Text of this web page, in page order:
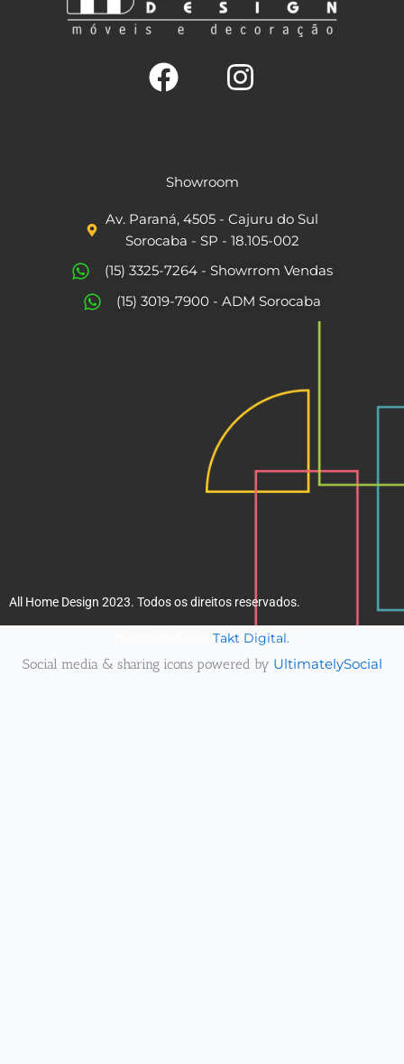
c
e
b
o
o
t
a
g
r
Showroom
Av. Paraná, 4505 - Cajuru do Sul
Sorocaba - SP - 18.105-002
(15) 3325-7264 - Showrrom Vendas
(15) 3019-7900 - ADM Sorocaba
All Home Design 2023. Todos os direitos reservados.
Takt Digital.
Social media & sharing icons powered by UltimatelySocial